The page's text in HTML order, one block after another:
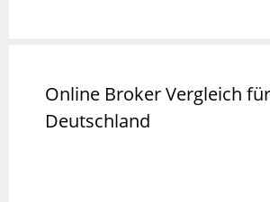
Online Broker Vergleich für
Deutschland